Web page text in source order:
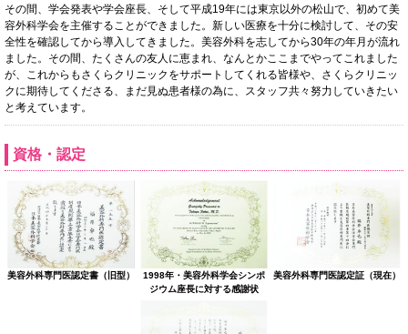
その間、学会発表や学会座長、そして平成19年には東京以外の松山で、初めて美
容外科学会を主催することができました。新しい医療を十分に検討して、その安
全性を確認してから導入してきました。美容外科を志してから30年の年月が流れ
ました。その間、たくさんの友人に恵まれ、なんとかここまでやってこれました
が、これからもさくらクリニックをサポートしてくれる皆様や、さくらクリニッ
クに期待してくださる、まだ見ぬ患者様の為に、スタッフ共々努力していきたい
と考えています。
資格・認定
美容外科専門医認定書（旧型）
1998年・美容外科学会シンポ
ジウム座長に対する感謝状
美容外科専門医認定証（現在）